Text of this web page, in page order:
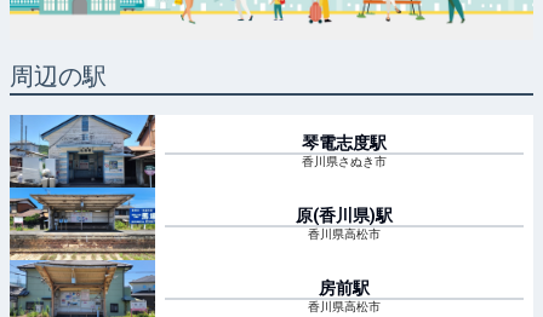
周辺の駅
琴電志度駅
香川県さぬき市
原(香川県)駅
香川県高松市
房前駅
香川県高松市